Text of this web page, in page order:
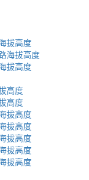
拔高度
海拔高度
拔高度
高度
高度
拔高度
拔高度
拔高度
拔高度
拔高度